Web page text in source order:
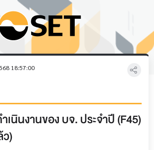
18:57:00
นินงานของ บจ. ประจำปี (F45)
)